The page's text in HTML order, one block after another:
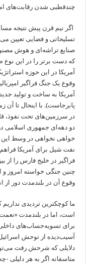
چندقطبی شدن رقابت‌های
اگر نیم قرن پیش نتیجه
تسلیحاتی و فضایی تعیین
صنایع تراشه‌ای و هوش
که دست برتر را در این نوع
آمریکا در این حوزه
وقوع یک جنگ فراگیر
آمریکا به ساخت و تولید
پابرجاست). با اینحال تا
در سرزمین‌های تحت نفوذ،
دو دهه‌ای جمهوری اسلامی
خواهی نخواهی در وسط این
نفت شیل برای آمریکا
فراگیر در خلیج فارس را از
چنین جنگی خواسته امروز و
وقوع آن در بلندمدت دور از
ما کوچکترین تردیدی
است، اما در بلندمدت
برای تسویه‌حساب‌های داخلی
آسیب‌دیده از توحش
دلایلی که شرحش رفت
متاسفانه اگر به هر دلیلی -